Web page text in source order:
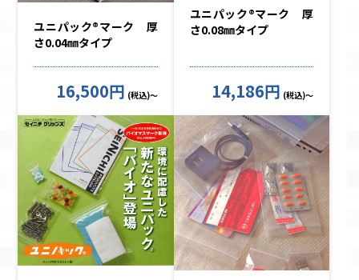
ユニパック®マーク 厚
さ0.04㎜タイプ
16,500円 (税込)～
ユニパック®マーク 厚
さ0.08㎜タイプ
14,186円 (税込)～